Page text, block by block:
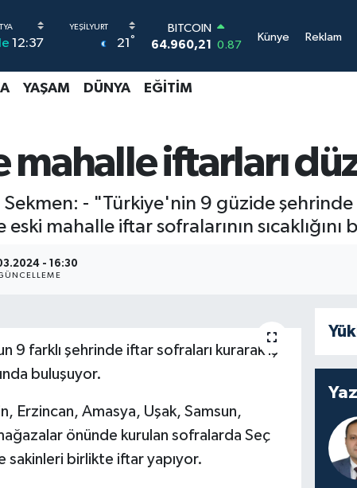
12:37 21 °
BITCOIN
64.960,21 0.87
47,7436
EURO
64,4811
GRAM ALTIN
6660.55 0.03
BİST100
13.779 -14
Künye Reklam
YAŞAM DÜNYA EĞITIM
mahalle iftarları
- "Türkiye'nin 9 güzide şehrinde
mahalle iftar sofralarının
- 16:30
9 farklı şehrinde iftar sofraları kurarak iş
buluşuyor.
Erzincan, Amasya, Uşak, Samsun,
önünde kurulan sofralarda Seç
sakinleri birlikte iftar yapıyor.